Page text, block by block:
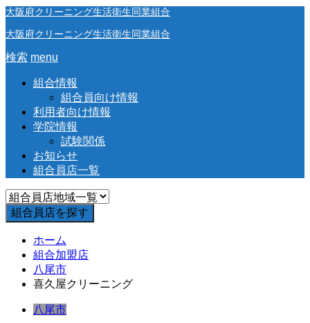
大阪府クリーニング生活衛生同業組合
大阪府クリーニング生活衛生同業組合
検索 menu
組合情報
組合員向け情報
利用者向け情報
学院情報
試験関係
お知らせ
組合員店一覧
ホーム
組合加盟店
八尾市
喜久屋クリーニング
八尾市